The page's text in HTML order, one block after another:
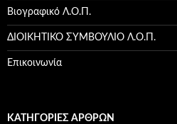
Βιογραφικό Λ.Ο.Π.
ΔΙΟΙΚΗΤΙΚΟ ΣΥΜΒΟΥΛΙΟ Λ.Ο.Π.
Επικοινωνία
ΚΑΤΗΓΟΡΊΕΣ ΆΡΘΡΩΝ